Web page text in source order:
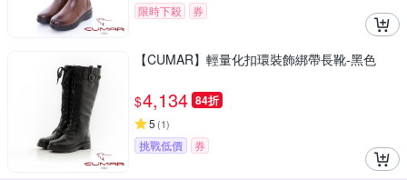
限時下殺 券
【CUMAR】輕量化扣環裝飾綁帶長靴-黑色
$4,134 84折
5 (1)
挑戰低價 券